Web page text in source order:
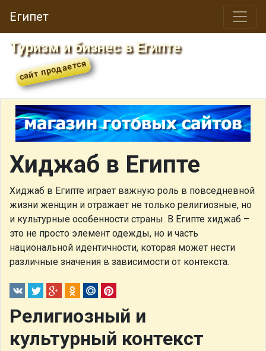
Египет
Туризм и бизнес в Египте
Хиджаб в Египте
Хиджаб в Египте играет важную роль в повседневной
жизни женщин и отражает не только религиозные, но
и культурные особенности страны. В Египте хиджаб –
это не просто элемент одежды, но и часть
национальной идентичности, которая может нести
различные значения в зависимости от контекста.
Религиозный и
культурный контекст